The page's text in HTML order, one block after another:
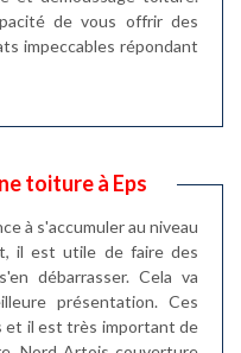
de vous offrir des
impeccables répondant
toiture à Eps
à s'accumuler au niveau
il est utile de faire des
débarrasser. Cela va
présentation. Ces
et il est très important de